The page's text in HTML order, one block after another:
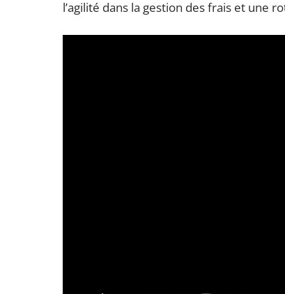
l’agilité dans la gestion des frais et une